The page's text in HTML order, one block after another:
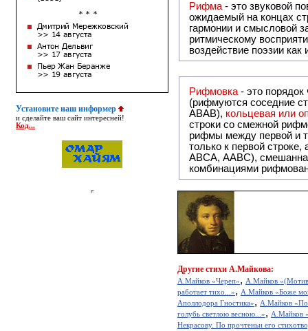
Установите наш информер
и сделайте ваш сайт интересней!
Код...
Рифма - это звуковой повтор, традиционно используемый в поэзии и, как
ожидаемый на концах
гармонии и смысловой
ритмическому
воздействие поэзии
Рифмовка - это
(рифмуются соседние
ABAB), кольцевая или
строки со смежной
рифмы между первой и
только к первой
ABCA, AABC), смешанная или вольная рифмовка (рифмовка в сложных строфах с различными
комбинациями
Другие стихи А.Майкова:
А.Майков «Череп», А.Майков
работает тихо...», А.Майков «Боже
Аполлодора Гностика», А.Майков
голубь светлою весною...», А.Майков
Некрасову. По прочтеньи его